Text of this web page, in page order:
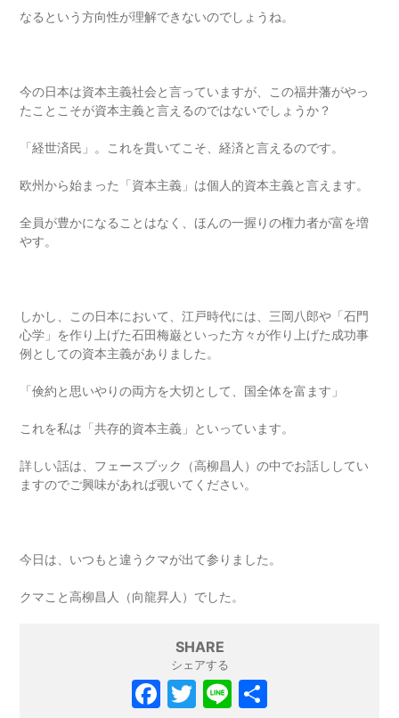
なるという方向性が理解できないのでしょうね。
今の日本は資本主義社会と言っていますが、この福井藩がやっ
たことこそが資本主義と言えるのではないでしょうか？
「経世済民」。これを貫いてこそ、経済と言えるのです。
欧州から始まった「資本主義」は個人的資本主義と言えます。
全員が豊かになることはなく、ほんの一握りの権力者が富を増
やす。
しかし、この日本において、江戸時代には、三岡八郎や「石門
心学」を作り上げた石田梅巌といった方々が作り上げた成功事
例としての資本主義がありました。
「倹約と思いやりの両方を大切として、国全体を富ます」
これを私は「共存的資本主義」といっています。
詳しい話は、フェースブック（高柳昌人）の中でお話ししてい
ますのでご興味があれば覗いてください。
今日は、いつもと違うクマが出て参りました。
クマこと高柳昌人（向龍昇人）でした。
SHARE
シェアする
F T Li